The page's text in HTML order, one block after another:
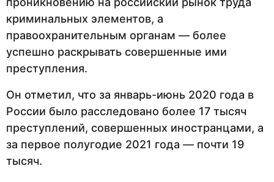
криминальных элементов, а
правоохранительным органам — более
успешно раскрывать совершенные ими
преступления.
Он отметил, что за январь-июнь 2020 года в
России было расследовано более 17 тысяч
преступлений, совершенных иностранцами, а
за первое полугодие 2021 года — почти 19
тысяч.